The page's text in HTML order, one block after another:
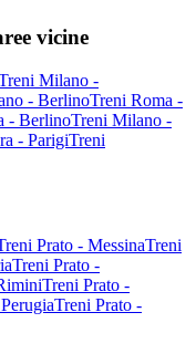
vicine
Milano -
- BerlinoTreni Roma -
- BerlinoTreni Milano -
- ParigiTreni
Prato - MessinaTreni
Treni Prato -
Treni Prato -
Treni Prato -